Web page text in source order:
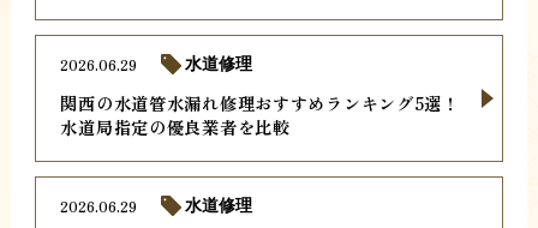
関西の水道管水漏れ修理おすすめランキング5選！
水道局指定の優良業者を比較
2026.06.29 水道修理
2026.06.29 水道修理